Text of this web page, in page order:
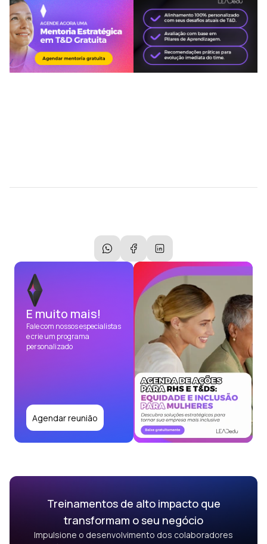
E muito mais!
Fale com nossos especialistas
e crie um programa
personalizado
Agendar reunião
Treinamentos de alto impacto que
transformam o seu negócio
Impulsione o desenvolvimento dos colaboradores